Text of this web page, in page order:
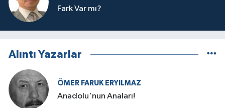
Fark Var mı?
Alıntı Yazarlar
ÖMER FARUK ERYILMAZ
Anadolu'nun Anaları!